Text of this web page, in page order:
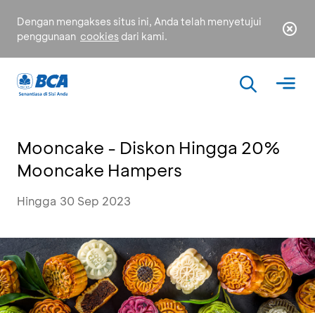
Dengan mengakses situs ini, Anda telah menyetujui
penggunaan cookies dari kami.
Mooncake - Diskon Hingga 20%
Mooncake Hampers
Hingga 30 Sep 2023